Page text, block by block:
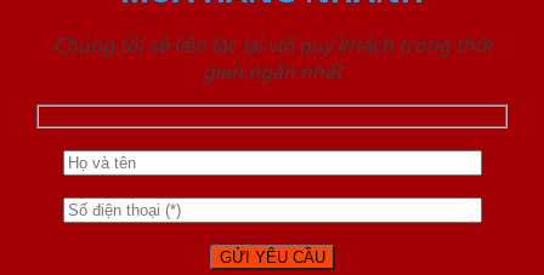
Chúng tôi sẽ liên lạc lại với quý khách trong thời
gian ngắn nhất